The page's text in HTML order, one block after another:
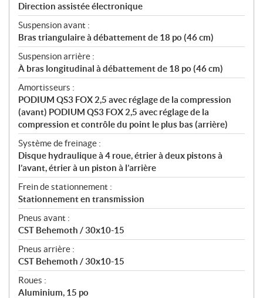
Direction assistée électronique
Suspension avant :
Bras triangulaire à débattement de 18 po (46 cm)
Suspension arrière :
À bras longitudinal à débattement de 18 po (46 cm)
Amortisseurs :
PODIUM QS3 FOX 2,5 avec réglage de la compression
(avant) PODIUM QS3 FOX 2,5 avec réglage de la
compression et contrôle du point le plus bas (arrière)
Système de freinage :
Disque hydraulique à 4 roue, étrier à deux pistons à
l’avant, étrier à un piston à l’arrière
Frein de stationnement :
Stationnement en transmission
Pneus avant :
CST Behemoth / 30x10-15
Pneus arrière :
CST Behemoth / 30x10-15
Roues :
Aluminium, 15 po